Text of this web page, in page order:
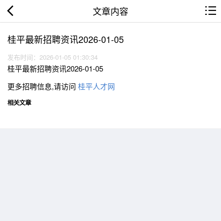
文章内容
桂平最新招聘资讯2026-01-05
发布时间：2026-01-05 01:30:34
桂平最新招聘资讯2026-01-05
更多招聘信息,请访问 桂平人才网
相关文章